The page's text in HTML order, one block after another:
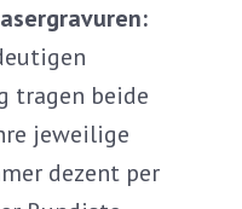
tragen beide
jeweilige
dezent per